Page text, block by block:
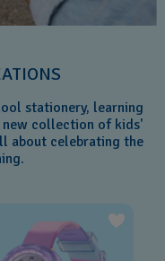
stationery, learning
collection of kids'
about celebrating the